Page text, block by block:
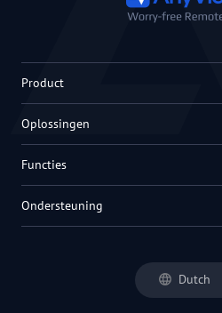
Dutch
Product
Oplossingen
Functies
Ondersteuning